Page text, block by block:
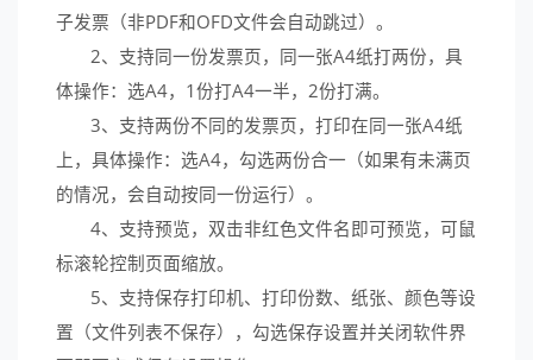
子发票（非PDF和OFD文件会自动跳过）。
2、支持同一份发票页，同一张A4纸打两份，具
体操作：选A4，1份打A4一半，2份打满。
3、支持两份不同的发票页，打印在同一张A4纸
上，具体操作：选A4，勾选两份合一（如果有未满页
的情况，会自动按同一份运行）。
4、支持预览，双击非红色文件名即可预览，可鼠
标滚轮控制页面缩放。
5、支持保存打印机、打印份数、纸张、颜色等设
置（文件列表不保存），勾选保存设置并关闭软件界